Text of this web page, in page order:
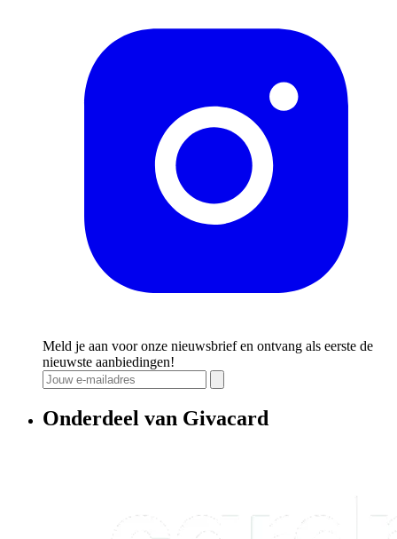
Meld je aan voor onze nieuwsbrief en ontvang als eerste de
nieuwste aanbiedingen!
Onderdeel van Givacard